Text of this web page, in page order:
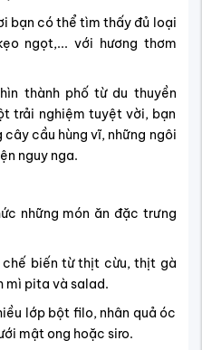
bạn có thể tìm thấy đủ loại
ngọt,... với hương thơm
thành phố từ du thuyền
trải nghiệm tuyệt vời, bạn
cầu hùng vĩ, những ngôi
nguy nga.
những món ăn đặc trưng
chế biến từ thịt cừu, thịt gà
mì pita và salad.
lớp bột filo, nhân quả óc
mật ong hoặc siro.